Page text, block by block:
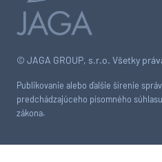
© JAGA GROUP, s.r.o. Všetky
Publikovanie alebo ďalšie šírenie
predchádzajúceho písomného
zákona.